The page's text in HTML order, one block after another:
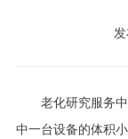
老化研究服务中
中一台设备的体积